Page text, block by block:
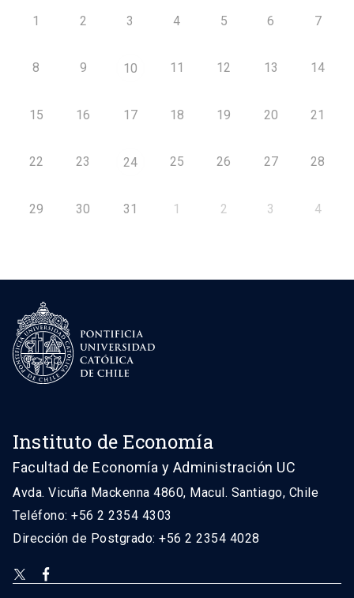
1 2 3 4 5 6 7
8 9 10 11 12 13 14
15 16 17 18 19 20 21
22 23 24 25 26 27 28
29 30 31 1 2 3 4
Instituto de Economía
Facultad de Economía y Administración UC
Avda. Vicuña Mackenna 4860, Macul. Santiago, Chile
Teléfono: +56 2 2354 4303
Dirección de Postgrado: +56 2 2354 4028